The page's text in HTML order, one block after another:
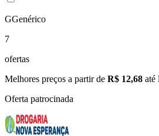
GGenérico
7
ofertas
Melhores preços a partir de R$ 12,68 até
Oferta patrocinada